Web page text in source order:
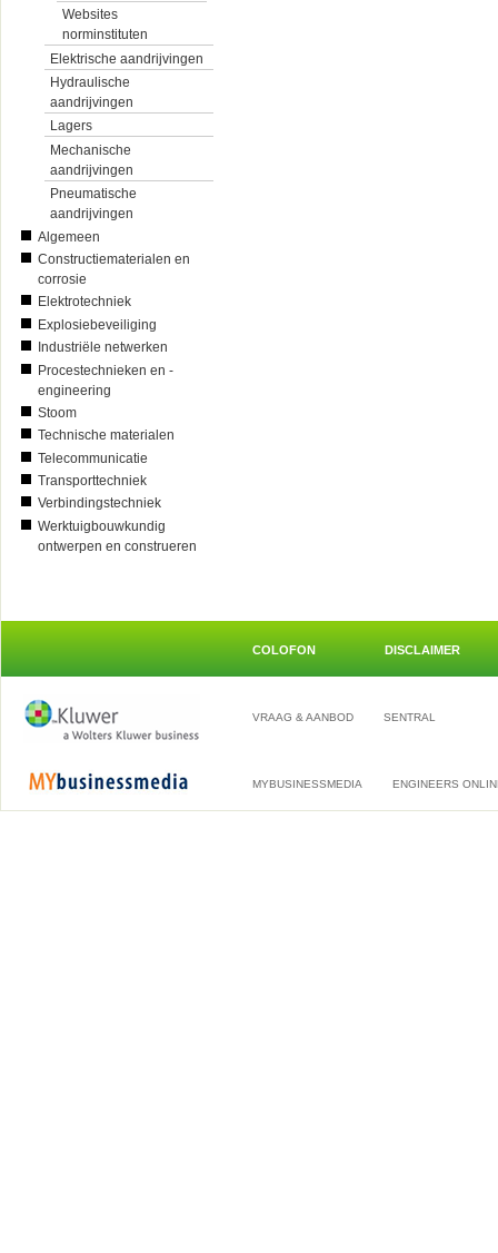
Websites
norminstituten
Elektrische aandrijvingen
Hydraulische
aandrijvingen
Lagers
Mechanische
aandrijvingen
Pneumatische
aandrijvingen
Algemeen
Constructiematerialen en
corrosie
Elektrotechniek
Explosiebeveiliging
Industriële netwerken
Procestechnieken en -
engineering
Stoom
Technische materialen
Telecommunicatie
Transporttechniek
Verbindingstechniek
Werktuigbouwkundig
ontwerpen en construeren
COLOFON DISCLAIMER
VRAAG & AANBOD SENTRAL
MYBUSINESSMEDIA ENGINEERS